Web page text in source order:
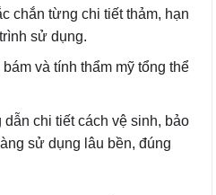
chắn từng chi tiết thảm, hạn
sử dụng.
và tính thẩm mỹ tổng thể
chi tiết cách vệ sinh, bảo
sử dụng lâu bền, đúng